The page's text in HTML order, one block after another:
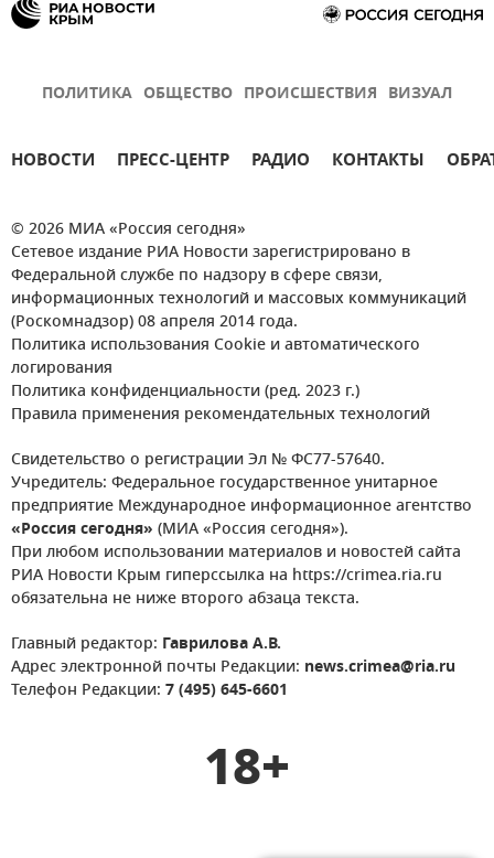
ПОЛИТИКА ОБЩЕСТВО ПРОИСШЕСТВИЯ ВИЗУАЛ
НОВОСТИ ПРЕСС-ЦЕНТР РАДИО КОНТАКТЫ
© 2026 МИА «Россия сегодня»
Сетевое издание РИА Новости зарегистрировано в
Федеральной службе по надзору в сфере связи,
информационных технологий и массовых коммуникаций
(Роскомнадзор) 08 апреля 2014 года.
Политика использования Cookie и автоматического
логирования
Политика конфиденциальности (ред. 2023 г.)
Правила применения рекомендательных технологий
Свидетельство о регистрации Эл № ФС77-57640.
Учредитель: Федеральное государственное унитарное
предприятие Международное информационное агентство
«Россия сегодня» (МИА «Россия сегодня»).
При любом использовании материалов и новостей сайта
РИА Новости Крым гиперссылка на https://crimea.ria.ru
обязательна не ниже второго абзаца текста.
Главный редактор: Гаврилова А.В.
Адрес электронной почты Редакции: news.crimea@ria.ru
Телефон Редакции: 7 (495) 645-6601
18+